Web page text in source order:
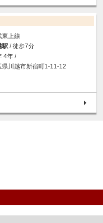
東上線
駅 / 徒歩7分
4年 /
県川越市新宿町1-11-12